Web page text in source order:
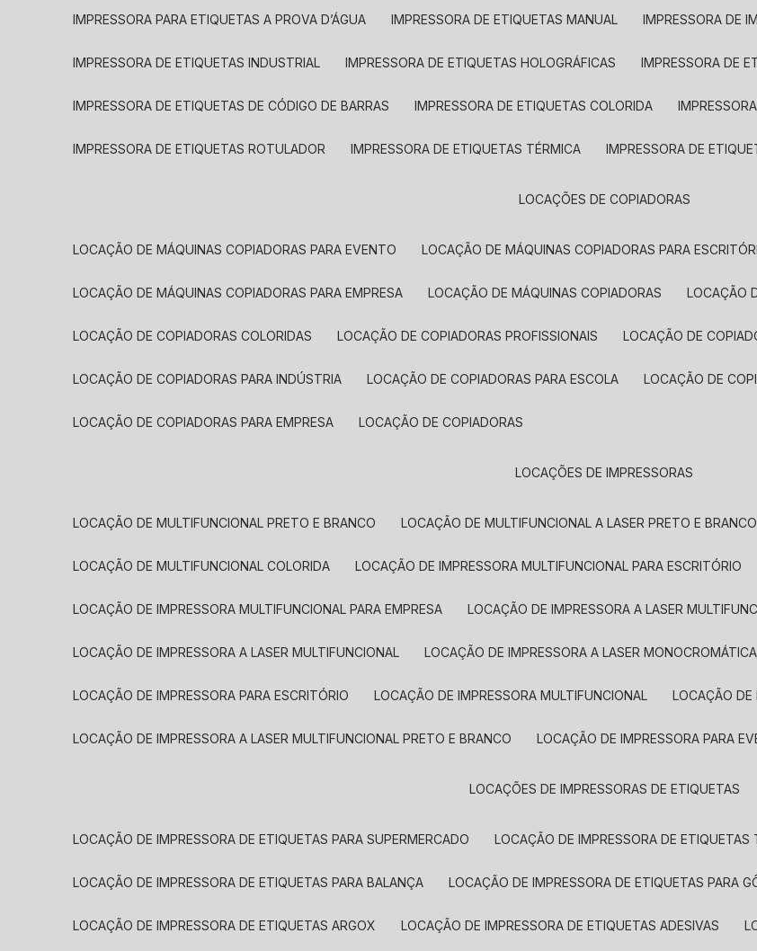
IMPRESSORA PARA ETIQUETAS A PROVA D’ÁGUA IMPRESSORA DE ETIQUETAS MANUAL IMPRESSORA DE
IMPRESSORA DE ETIQUETAS INDUSTRIAL IMPRESSORA DE ETIQUETAS HOLOGRÁFICAS IMPRESSORA DE
IMPRESSORA DE ETIQUETAS DE CÓDIGO DE BARRAS IMPRESSORA DE ETIQUETAS COLORIDA
IMPRESSORA DE ETIQUETAS ROTULADOR IMPRESSORA DE ETIQUETAS TÉRMICA IMPRESSORA DE
LOCAÇÕES DE COPIADORAS
LOCAÇÃO DE MÁQUINAS COPIADORAS PARA EVENTO LOCAÇÃO DE MÁQUINAS COPIADORAS PARA
LOCAÇÃO DE MÁQUINAS COPIADORAS PARA EMPRESA LOCAÇÃO DE MÁQUINAS COPIADORAS LOCAÇÃO
LOCAÇÃO DE COPIADORAS COLORIDAS LOCAÇÃO DE COPIADORAS PROFISSIONAIS LOCAÇÃO DE
LOCAÇÃO DE COPIADORAS PARA INDÚSTRIA LOCAÇÃO DE COPIADORAS PARA ESCOLA LOCAÇÃO DE
LOCAÇÃO DE COPIADORAS PARA EMPRESA LOCAÇÃO DE COPIADORAS
LOCAÇÕES DE IMPRESSORAS
LOCAÇÃO DE MULTIFUNCIONAL PRETO E BRANCO LOCAÇÃO DE MULTIFUNCIONAL A LASER PRETO E BRANCO
LOCAÇÃO DE MULTIFUNCIONAL COLORIDA LOCAÇÃO DE IMPRESSORA MULTIFUNCIONAL PARA ESCRITÓRIO
LOCAÇÃO DE IMPRESSORA MULTIFUNCIONAL PARA EMPRESA LOCAÇÃO DE IMPRESSORA A LASER
LOCAÇÃO DE IMPRESSORA A LASER MULTIFUNCIONAL LOCAÇÃO DE IMPRESSORA A LASER MONOCROMÁTICA
LOCAÇÃO DE IMPRESSORA PARA ESCRITÓRIO LOCAÇÃO DE IMPRESSORA MULTIFUNCIONAL LOCAÇÃO
LOCAÇÃO DE IMPRESSORA A LASER MULTIFUNCIONAL PRETO E BRANCO LOCAÇÃO DE IMPRESSORA PARA
LOCAÇÕES DE IMPRESSORAS DE ETIQUETAS
LOCAÇÃO DE IMPRESSORA DE ETIQUETAS PARA SUPERMERCADO LOCAÇÃO DE IMPRESSORA DE ETIQUETAS
LOCAÇÃO DE IMPRESSORA DE ETIQUETAS PARA BALANÇA LOCAÇÃO DE IMPRESSORA DE ETIQUETAS PARA
LOCAÇÃO DE IMPRESSORA DE ETIQUETAS ARGOX LOCAÇÃO DE IMPRESSORA DE ETIQUETAS ADESIVAS